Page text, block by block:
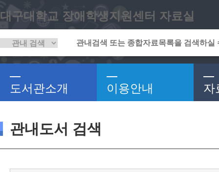
대구대학교 장애학생지원센터 자료실
도서관소개 이용안내 자
관내도서 검색